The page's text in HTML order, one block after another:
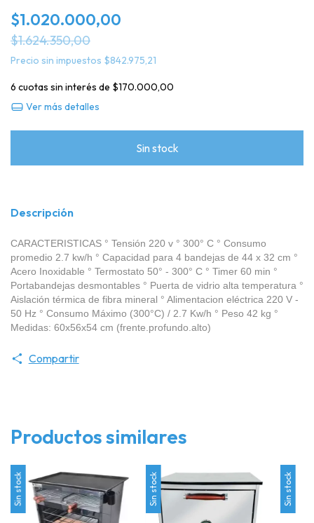
$1.020.000,00
$1.624.350,00
Precio sin impuestos $842.975,21
6 cuotas sin interés de $170.000,00
Ver más detalles
Descripción
CARACTERISTICAS ° Tensión 220 v ° 300° C ° Consumo
promedio 2.7 kw/h ° Capacidad para 4 bandejas de 44 x 32 cm °
Acero Inoxidable ° Termostato 50° - 300° C ° Timer 60 min °
Portabandejas desmontables ° Puerta de vidrio alta temperatura °
Aislación térmica de fibra mineral ° Alimentacion eléctrica 220 V -
50 Hz ° Consumo Máximo (300°C) / 2.7 Kw/h ° Peso 42 kg °
Medidas: 60x56x54 cm (frente.profundo.alto)
Compartir
Productos similares
Sin stock Sin stock Sin stock